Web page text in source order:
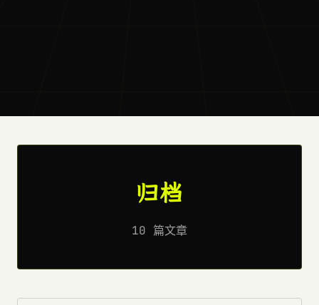
归档
10 篇文章